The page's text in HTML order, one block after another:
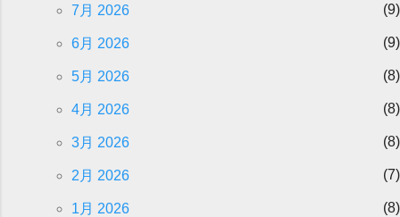
7月 2026 9
6月 2026 9
5月 2026 8
4月 2026 8
3月 2026 8
2月 2026 7
1月 2026 8